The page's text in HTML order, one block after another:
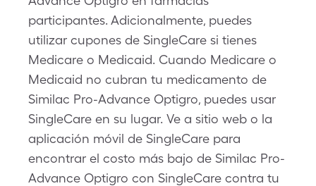
participantes. Adicionalmente, puedes
utilizar cupones de SingleCare si tienes
Medicare o Medicaid. Cuando Medicare o
Medicaid no cubran tu medicamento de
Similac Pro-Advance Optigro, puedes usar
SingleCare en su lugar. Ve a sitio web o la
aplicación móvil de SingleCare para
encontrar el costo más bajo de Similac Pro-
Advance Optigro con SingleCare contra tu